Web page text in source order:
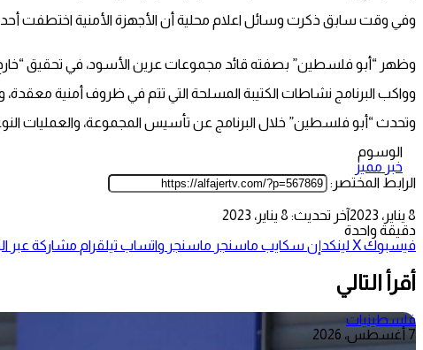
وفي وقت سابق ذكرت وسائل اعلام محلية أن الأجهزة الأمنية اختطفت
وظهر “أبو فلسطين” بصفته قائد مجموعات عرين الأسود، في تحقيق “خارج
وواكب البرنامج نشاطات الكتيبة المسلحة التي تتم في ظروف أمنية معقدة،
وتحدث “أبو فلسطين” خلال البرنامج عن تأسيس المجموعة، والعمليات
الوسوم
خبر مميز
الرابط المختصر:
8 يناير، 2023
آخر تحديث: 8 يناير، 2023
دقيقة واحدة
فيسبوك‫Xلينكدإن سكايب ماسنجر ماسنجر واتساب تيلقرام مشاركة عبر
أقرأ التالي
فلسطينيات
7 أغسطس، 2026